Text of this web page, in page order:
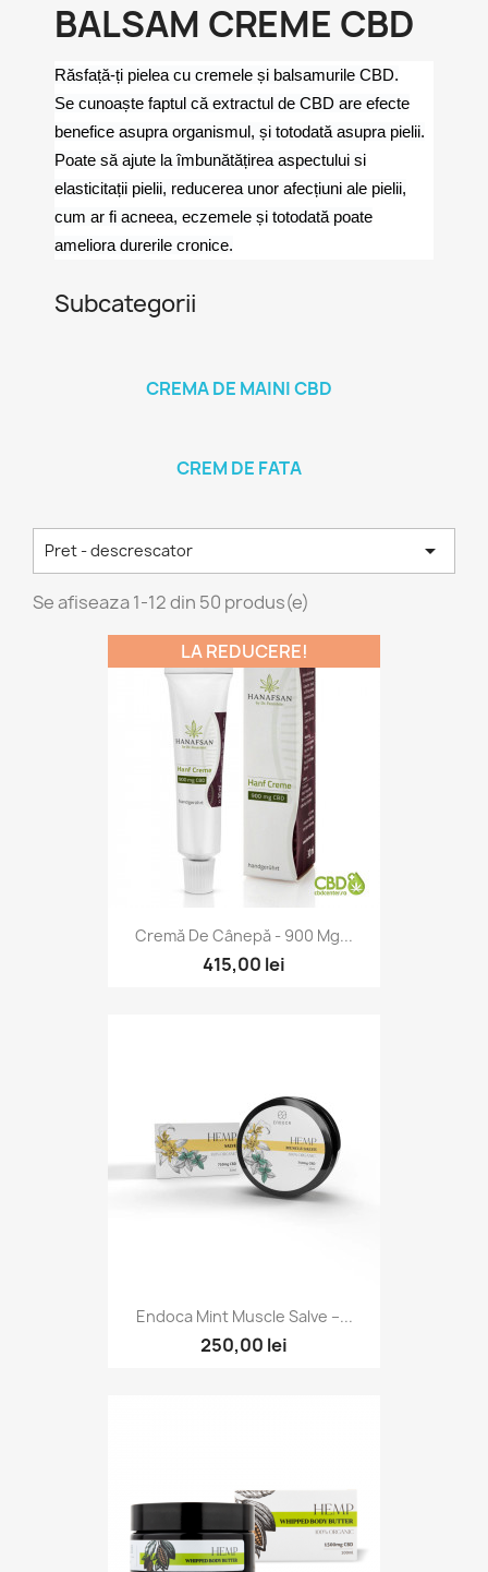
BALSAM CREME CBD
Răsfață-ți pielea cu cremele și balsamurile CBD.
Se cunoaște faptul că extractul de CBD are efecte
benefice asupra organismul, și totodată asupra pielii.
Poate să ajute la îmbunătățirea aspectului si
elasticitații pielii, reducerea unor afecțiuni ale pielii,
cum ar fi acneea, eczemele și totodată poate
ameliora durerile cronice.
Subcategorii
CREMA DE MAINI CBD
CREM DE FATA
Pret - descrescator 
Se afiseaza 1-12 din 50 produs(e)
Cremă De Cânepă - 900 Mg...
415,00 lei
LA REDUCERE!
Endoca Mint Muscle Salve –...
250,00 lei